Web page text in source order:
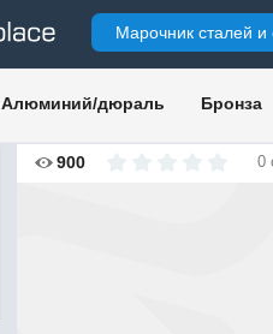
Марочник сталей и
Алюминий/дюраль Бронза
900 0